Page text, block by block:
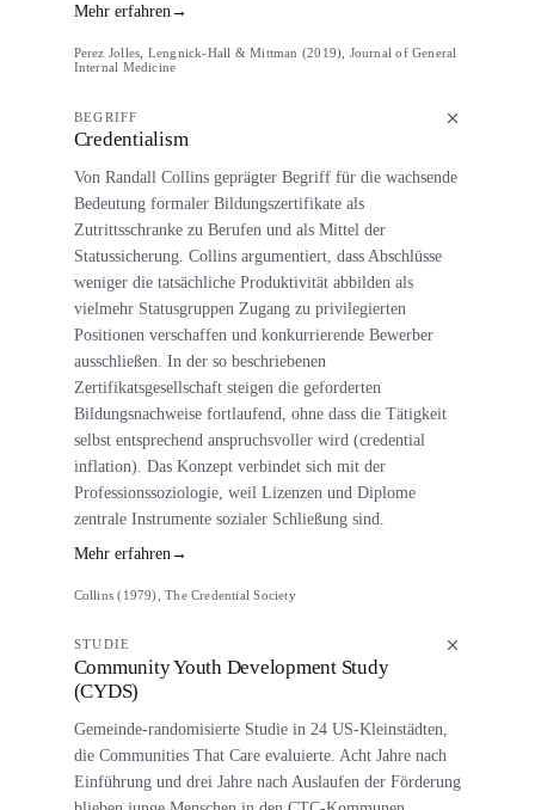
Mehr erfahren →
Perez Jolles, Lengnick-Hall & Mittman (2019), Journal of General
Internal Medicine
BEGRIFF
Credentialism
Von Randall Collins geprägter Begriff für die wachsende
Bedeutung formaler Bildungszertifikate als
Zutrittsschranke zu Berufen und als Mittel der
Statussicherung. Collins argumentiert, dass Abschlüsse
weniger die tatsächliche Produktivität abbilden als
vielmehr Statusgruppen Zugang zu privilegierten
Positionen verschaffen und konkurrierende Bewerber
ausschließen. In der so beschriebenen
Zertifikatsgesellschaft steigen die geforderten
Bildungsnachweise fortlaufend, ohne dass die Tätigkeit
selbst entsprechend anspruchsvoller wird (credential
inflation). Das Konzept verbindet sich mit der
Professionssoziologie, weil Lizenzen und Diplome
zentrale Instrumente sozialer Schließung sind.
Mehr erfahren →
Collins (1979), The Credential Society
STUDIE
Community Youth Development Study
(CYDS)
Gemeinde-randomisierte Studie in 24 US-Kleinstädten,
die Communities That Care evaluierte. Acht Jahre nach
Einführung und drei Jahre nach Auslaufen der Förderung